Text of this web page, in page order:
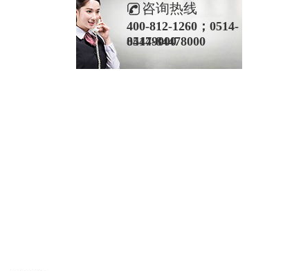
咨询热线
400-812-1260；0514-
84479000
0514-84478000